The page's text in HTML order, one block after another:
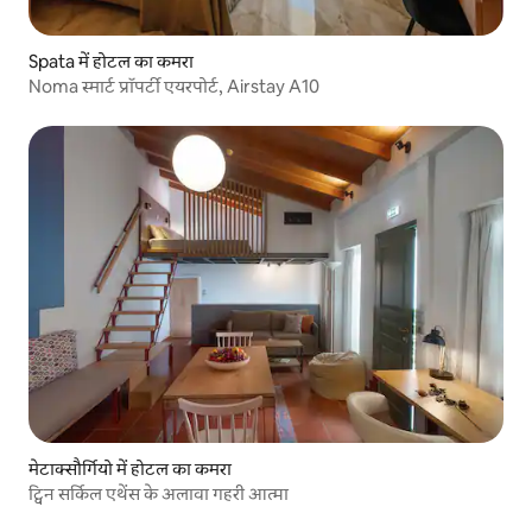
Spata में होटल का कमरा
Noma स्मार्ट प्रॉपर्टी एयरपोर्ट, Airstay A10
मेटाक्सौर्गियो में होटल का कमरा
ट्विन सर्किल एथेंस के अलावा गहरी आत्मा